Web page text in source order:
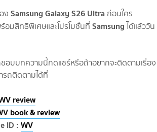
ง Samsung Galaxy S26 Ultra ก่อนใคร
อมสิทธิพิเศษและโปรโมชั่นที่ Samsung ได้แล้ววัน
อบบทความนี้กดแชร์หรือถ้าอยากจะติดตามเรื่อง
รถติดตามได้ที่
review
book & review
ID :WV